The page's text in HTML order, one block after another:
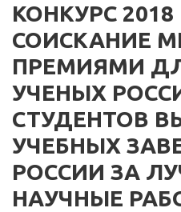
КОНКУРС
СОИСКАНИЕ
ПРЕМИЯМИ
УЧЕНЫХ
СТУДЕНТОВ
УЧЕБНЫХ
РОССИИ ЗА
НАУЧНЫЕ